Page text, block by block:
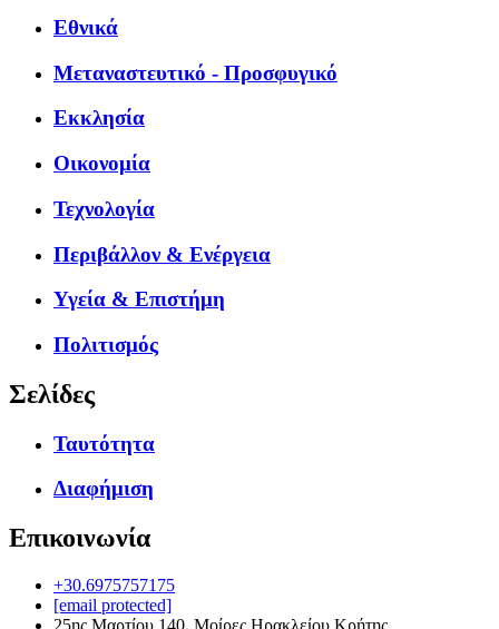
Εθνικά
Μεταναστευτικό - Προσφυγικό
Εκκλησία
Οικονομία
Τεχνολογία
Περιβάλλον & Ενέργεια
Υγεία & Επιστήμη
Πολιτισμός
Σελίδες
Ταυτότητα
Διαφήμιση
Επικοινωνία
+30.6975757175
[email protected]